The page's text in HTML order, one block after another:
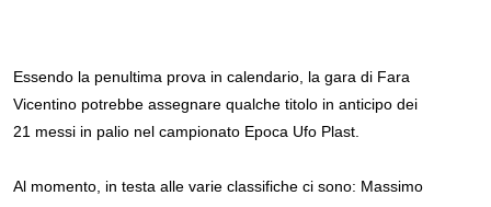
Essendo la penultima prova in calendario, la gara di Fara
Vicentino potrebbe assegnare qualche titolo in anticipo dei
21 messi in palio nel campionato Epoca Ufo Plast.
Al momento, in testa alle varie classifiche ci sono: Massimo